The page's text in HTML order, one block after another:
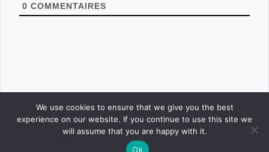
0 COMMENTAIRES
We use cookies to ensure that we give you the best
experience on our website. If you continue to use this site we
will assume that you are happy with it.
Ok